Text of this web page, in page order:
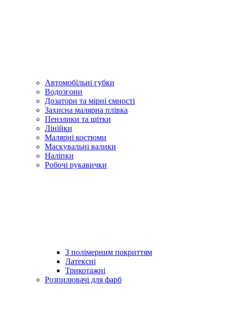
Автомобільні губки
Водозгони
Дозатори та мірні ємності
Захисна малярна плівка
Пензлики та щітки
Лінійки
Малярні костюми
Маскувальні валики
Наліпки
Робочі рукавички
З полімерним покриттям
Латексні
Трикотажні
Розпилювачі для фарб